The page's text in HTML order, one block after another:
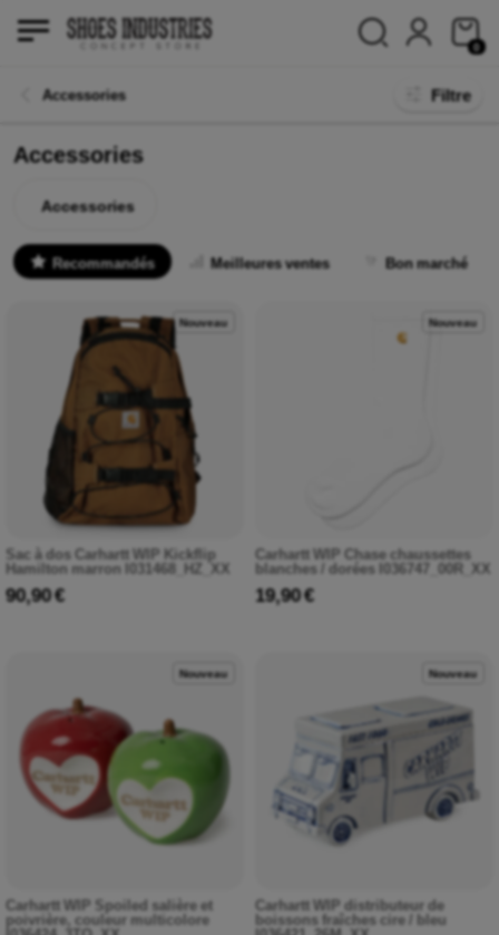
0
Accessories Filtre
Accessories
Accessories
Recommandés Meilleures ventes Bon marché
Nouveau
Sac à dos Carhartt WIP Kickflip
Hamilton marron I031468_HZ_XX
90,90 €
Nouveau
Carhartt WIP Chase chaussettes
blanches / dorées I036747_00R_XX
19,90 €
Nouveau
Carhartt WIP Spoiled salière et
poivrière, couleur multicolore
Nouveau
Carhartt WIP distributeur de
boissons fraîches cire / bleu